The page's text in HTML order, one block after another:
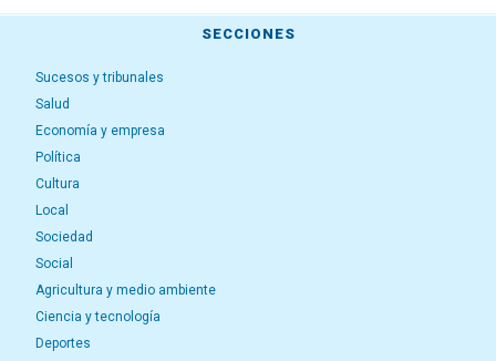
SECCIONES
Sucesos y tribunales
Salud
Economía y empresa
Política
Cultura
Local
Sociedad
Social
Agricultura y medio ambiente
Ciencia y tecnología
Deportes